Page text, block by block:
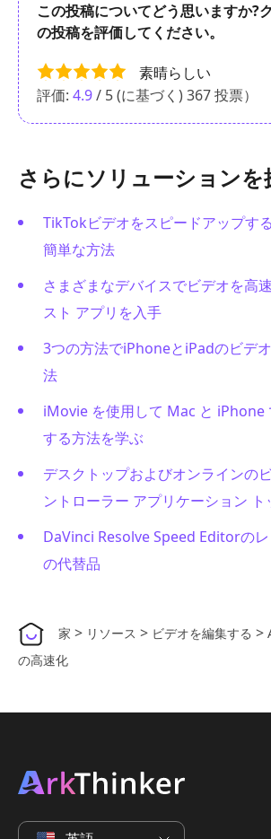
この投稿についてどう思いますか?
の投稿を評価してください。
素晴らしい
評価: 4.9/ 5 (に基づく)367投票）
さらにソリューションを
TikTokビデオをスピードアップす
簡単な方法
さまざまなデバイスでビデオを高
スト アプリを入手
3つの方法でiPhoneとiPadのビデ
法
iMovie を使用して Mac と iPhone
する方法を学ぶ
デスクトップおよびオンラインの
ントローラー アプリケーション ト
DaVinci Resolve Speed Editorの
の代替品
家 > リソース > ビデオを編集する >
の高速化